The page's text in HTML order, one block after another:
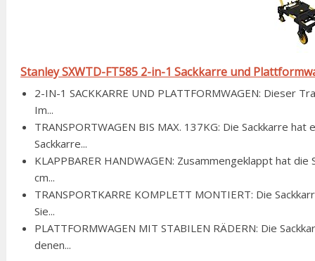
Stanley SXWTD-FT585 2-in-1 Sackkarre und
2-IN-1 SACKKARRE UND PLATTFORMWAGEN:
Im...
TRANSPORTWAGEN BIS MAX. 137KG: Die Sackkarre
Sackkarre...
KLAPPBARER HANDWAGEN: Zusammengeklappt hat
cm...
TRANSPORTKARRE KOMPLETT MONTIERT: Die
Sie...
PLATTFORMWAGEN MIT STABILEN RÄDERN: Die
denen...